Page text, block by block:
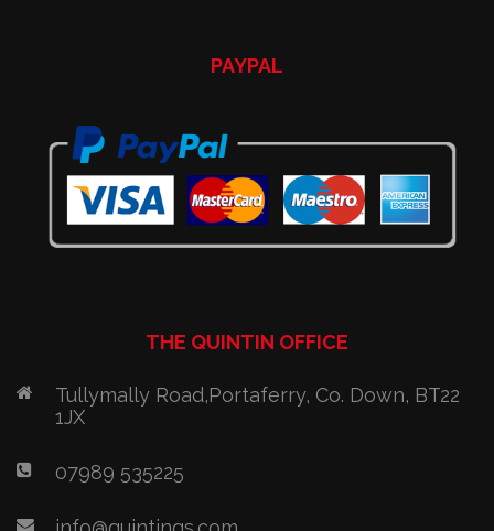
PAYPAL
THE QUINTIN OFFICE
Tullymally Road,Portaferry, Co. Down, BT22
1JX
07989 535225